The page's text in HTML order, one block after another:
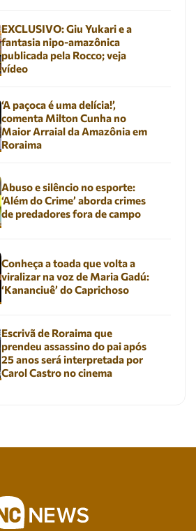
EXCLUSIVO: Giu Yukari e a
fantasia nipo-amazônica
publicada pela Rocco; veja
vídeo
‘A paçoca é uma delícia!’,
comenta Milton Cunha no
Maior Arraial da Amazônia em
Roraima
Abuso e silêncio no esporte:
‘Além do Crime’ aborda crimes
de predadores fora de campo
Conheça a toada que volta a
viralizar na voz de Maria Gadú:
‘Kananciuê’ do Caprichoso
Escrivã de Roraima que
prendeu assassino do pai após
25 anos será interpretada por
Carol Castro no cinema